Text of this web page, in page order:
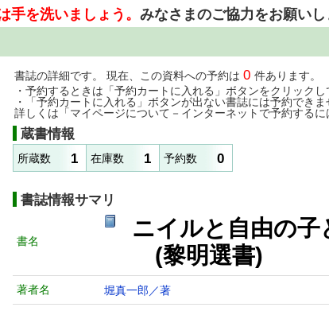
手を洗いましょう。 みなさまのご協力をお願いし
書誌の詳細です。 現在、この資料への予約は 0 件あります。
・予約するときは「予約カートに入れる」ボタンをクリック
・「予約カートに入れる」ボタンが出ない書誌には予約できま
詳しくは「マイページについて－インターネットで予約するに
蔵書情報
所蔵数 1 在庫数 1 予約数 0
書誌情報サマリ
書名
ニイルと自由の
(黎明選書)
著者名 堀真一郎／著